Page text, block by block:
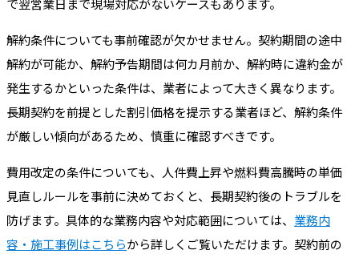
で翌営業日まで現場対応がないケースもあります。
解約条件についても事前確認が欠かせません。契約期間の途中
解約が可能か、解約予告期間は何カ月前か、解約時に違約金が
発生するかといった条件は、業者によって大きく異なります。
長期契約を前提とした割引価格を提示する業者ほど、解約条件
が厳しい傾向があるため、慎重に確認すべきです。
費用改定の条件についても、人件費上昇や燃料費高騰時の単価
見直しルールを事前に決めておくと、長期契約後のトラブルを
防げます。具体的な業務内容や対応範囲については、 業務内
容・施工事例はこちらから詳しくご覧いただけます。契約前の